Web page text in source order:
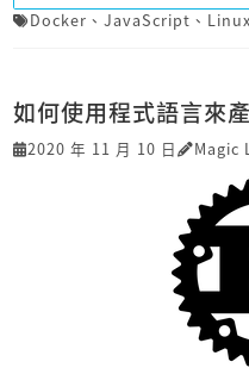
Docker 、 JavaScript 、 Linux
如何使用程式語言來
2020 年 11 月 10 日 Magic